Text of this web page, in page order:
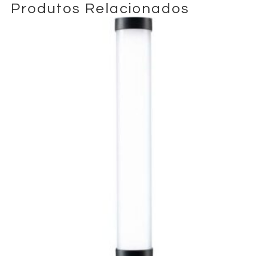
Este painel LED foi concebido para se integrar de forma
perfeita em workflows profissionais, oferecendo liberdade
Produtos Relacionados